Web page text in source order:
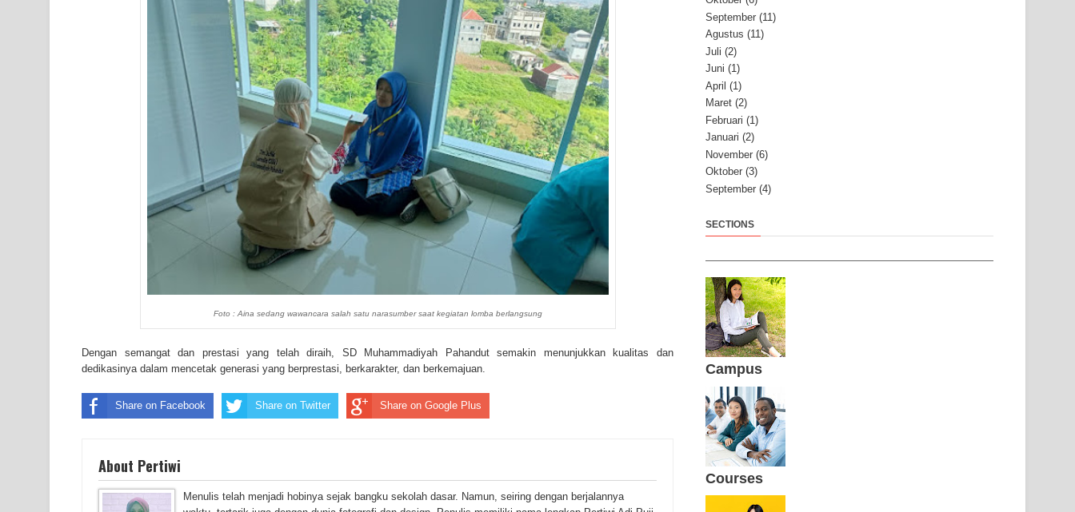
Foto : Aina sedang wawancara salah satu narasumber saat kegiatan lomba berlangsung
Dengan semangat dan prestasi yang telah diraih, SD Muhammadiyah Pahandut semakin menunjukkan kualitas dan
dedikasinya dalam mencetak generasi yang berprestasi, berkarakter, dan berkemajuan.
Share on Facebook Share on Twitter Share on Google Plus
About Pertiwi
Menulis telah menjadi hobinya sejak bangku sekolah dasar. Namun, seiring dengan berjalannya
September (11)
Agustus (11)
Juli (2)
Juni (1)
April (1)
Maret (2)
Februari (1)
Januari (2)
November (6)
Oktober (3)
September (4)
SECTIONS
Campus
Courses